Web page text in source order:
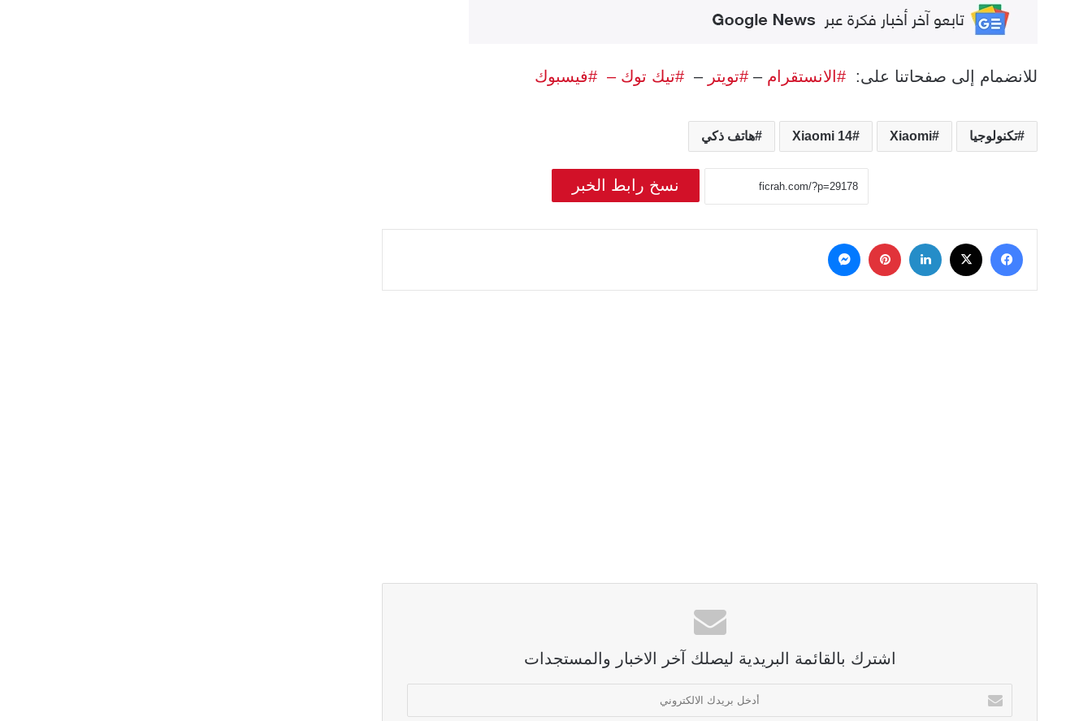
للانضمام إلى صفحاتنا على: #الانستقرام – #تويتر – #تيك توك – #فيسبوك
تكنولوجيا Xiaomi
Xiaomi 14 هاتف ذكي
نسخ رابط الخبر
فيسبوك لينكدإن بينتيريست
اشترك بالقائمة البريدية ليصلك آخر الاخبار والمستجدات
أدخل
بريدك